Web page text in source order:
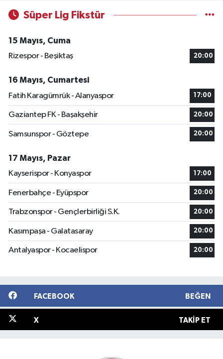
Süper Lig Fikstür
15 Mayıs, Cuma
Rizespor - Beşiktaş
20:00
16 Mayıs, Cumartesi
Fatih Karagümrük - Alanyaspor
17:00
Gaziantep FK - Başakşehir 20:00
Samsunspor - Göztepe 20:00
17 Mayıs, Pazar
Kayserispor - Konyaspor
17:00
Fenerbahçe - Eyüpspor 20:00
Trabzonspor - Gençlerbirliği S.K. 20:00
Kasımpaşa - Galatasaray 20:00
Antalyaspor - Kocaelispor 20:00
FACEBOOK BEĞEN
X TAKIP ET